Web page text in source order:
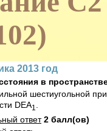
с
2013 год
в
шестиугольной
DEA1 .
ответ 2 балл(ов)